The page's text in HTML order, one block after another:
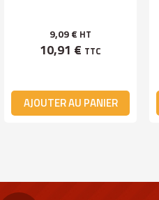
9,09 € HT
10,91 € TTC
AJOUTER AU PANIER